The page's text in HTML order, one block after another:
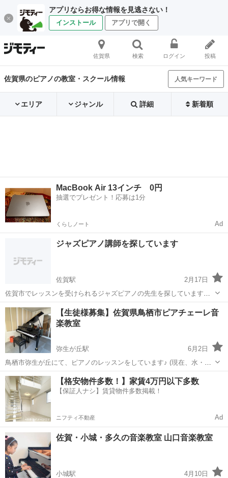
アプリならお得な情報を見逃さない！
インストール アプリで開く
佐賀県 検索 ログイン 投稿
佐賀県のピアノの教室・スクール情報 人気キーワード
エリア ジャンル 詳細 新着順
MacBook Air 13インチ 0円
抽選でプレゼント！応募は1分
くらしノート Ad
ジャズピアノ講師を探しています
佐賀駅
2月17日
佐賀市でレッスンを受けられるジャズピアノの先生を探しています。
ピアノを始めたばかりで全くの初心者です。 平日の夜、または土日の
日中で教えていただける方、ぜひご連絡ください。
佐賀 佐賀市 佐賀駅 ピアノ ジャズピアノ
【生徒様募集】佐賀県鳥栖市ピアチェーレ音
楽教室
弥生が丘駅
6月2日
鳥栖市弥生が丘にて、ピアノのレッスンをしています♪ (現在、水・
木・土曜開講) 3歳前後のお子様から大人の方まで☺︎ 初心者の方も大丈
夫、基礎から丁寧に教えます！ ピアノを弾くだけでなく、ピアノ伴奏
に合わせて童謡や季節の...
佐賀 鳥栖市 弥生が丘駅 ピアノ ピアチェーレ
【格安物件多数！】家賃4万円以下多数
【保証人ナシ】賃貸物件多数掲載！
ニフティ不動産 Ad
佐賀・小城・多久の音楽教室 山口音楽教室
小城駅
4月10日